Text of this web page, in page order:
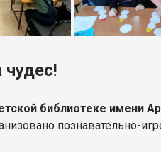
библиотеке имени
познавательно-